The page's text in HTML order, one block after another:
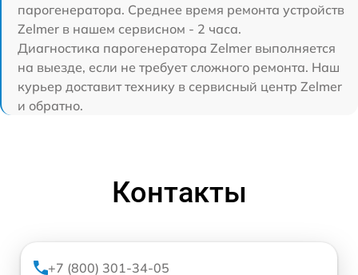
парогенератора. Среднее время ремонта устройств
Zelmer в нашем сервисном - 2 часа.
Диагностика парогенератора Zelmer выполняется
на выезде, если не требует сложного ремонта. Наш
курьер доставит технику в сервисный центр Zelmer
и обратно.
Контакты
+7 (800) 301-34-05